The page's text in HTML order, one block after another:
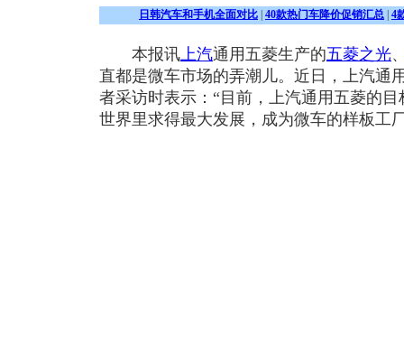
日韩汽车和手机全面对比 40款热门车降价促销汇总 4
本报讯上汽通用五菱生产的五菱之光
直都是微车市场的弄潮儿。近日，上汽通
者采访时表示：“目前，上汽通用五菱的
世界里求得最大发展，成为微车的样板工